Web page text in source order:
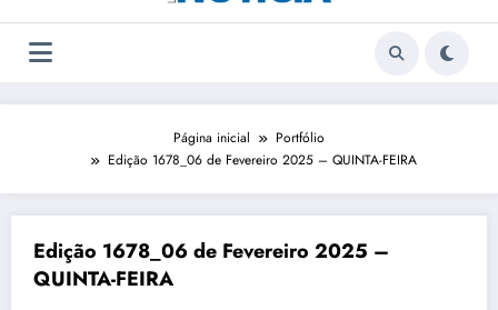
Página inicial
Portfólio
Edição 1678_06 de Fevereiro 2025 – QUINTA-FEIRA
Edição 1678_06 de Fevereiro 2025 –
QUINTA-FEIRA